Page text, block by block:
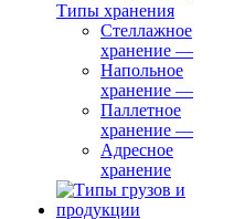
Типы хранения
Стеллажное
хранение —
Напольное
хранение —
Паллетное
хранение —
Адресное
хранение